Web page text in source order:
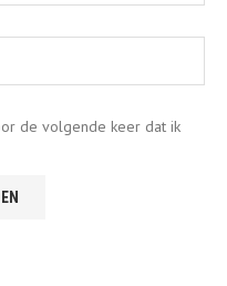
de volgende keer dat ik